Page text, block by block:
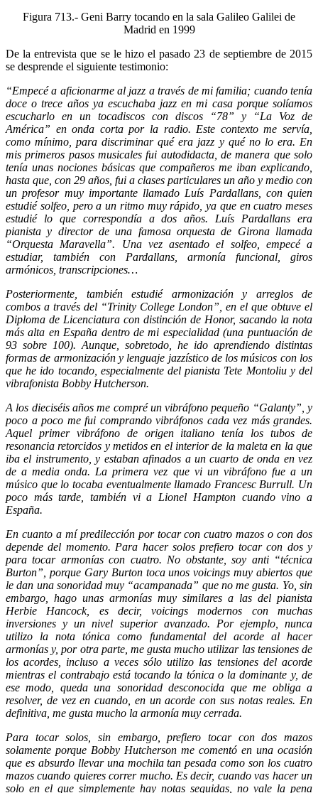
Figura 713.- Geni Barry tocando en la sala Galileo Galilei de
Madrid en 1999
De la entrevista que se le hizo el pasado 23 de septiembre de 2015
se desprende el siguiente testimonio:
“Empecé a aficionarme al jazz a través de mi familia; cuando tenía
doce o trece años ya escuchaba jazz en mi casa porque solíamos
escucharlo en un tocadiscos con discos “78” y “La Voz de
América” en onda corta por la radio. Este contexto me servía,
como mínimo, para discriminar qué era jazz y qué no lo era. En
mis primeros pasos musicales fui autodidacta, de manera que solo
tenía unas nociones básicas que compañeros me iban explicando,
hasta que, con 29 años, fui a clases particulares un año y medio con
un profesor muy importante llamado Luís Pardallans, con quien
estudié solfeo, pero a un ritmo muy rápido, ya que en cuatro meses
estudié lo que correspondía a dos años. Luís Pardallans era
pianista y director de una famosa orquesta de Girona llamada
“Orquesta Maravella”. Una vez asentado el solfeo, empecé a
estudiar, también con Pardallans, armonía funcional, giros
armónicos, transcripciones…
Posteriormente, también estudié armonización y arreglos de
combos a través del “Trinity College London”, en el que obtuve el
Diploma de Licenciatura con distinción de Honor, sacando la nota
más alta en España dentro de mi especialidad (una puntuación de
93 sobre 100). Aunque, sobretodo, he ido aprendiendo distintas
formas de armonización y lenguaje jazzístico de los músicos con los
que he ido tocando, especialmente del pianista Tete Montoliu y del
vibrafonista Bobby Hutcherson.
A los dieciséis años me compré un vibráfono pequeño “Galanty”, y
poco a poco me fui comprando vibráfonos cada vez más grandes.
Aquel primer vibráfono de origen italiano tenía los tubos de
resonancia retorcidos y metidos en el interior de la maleta en la que
iba el instrumento, y estaban afinados a un cuarto de onda en vez
de a media onda. La primera vez que vi un vibráfono fue a un
músico que lo tocaba eventualmente llamado Francesc Burrull. Un
poco más tarde, también vi a Lionel Hampton cuando vino a
España.
En cuanto a mí predilección por tocar con cuatro mazos o con dos
depende del momento. Para hacer solos prefiero tocar con dos y
para tocar armonías con cuatro. No obstante, soy anti “técnica
Burton”, porque Gary Burton toca unos voicings muy abiertos que
le dan una sonoridad muy “acampanada” que no me gusta. Yo, sin
embargo, hago unas armonías muy similares a las del pianista
Herbie Hancock, es decir, voicings modernos con muchas
inversiones y un nivel superior avanzado. Por ejemplo, nunca
utilizo la nota tónica como fundamental del acorde al hacer
armonías y, por otra parte, me gusta mucho utilizar las tensiones de
los acordes, incluso a veces sólo utilizo las tensiones del acorde
mientras el contrabajo está tocando la tónica o la dominante y, de
ese modo, queda una sonoridad desconocida que me obliga a
resolver, de vez en cuando, en un acorde con sus notas reales. En
definitiva, me gusta mucho la armonía muy cerrada.
Para tocar solos, sin embargo, prefiero tocar con dos mazos
solamente porque Bobby Hutcherson me comentó en una ocasión
que es absurdo llevar una mochila tan pesada como son los cuatro
mazos cuando quieres correr mucho. Es decir, cuando vas hacer un
solo en el que simplemente hay notas seguidas, no vale la pena